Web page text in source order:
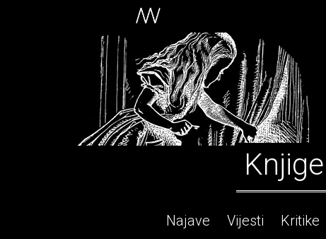
Knjige
Najave Vijesti Kritike